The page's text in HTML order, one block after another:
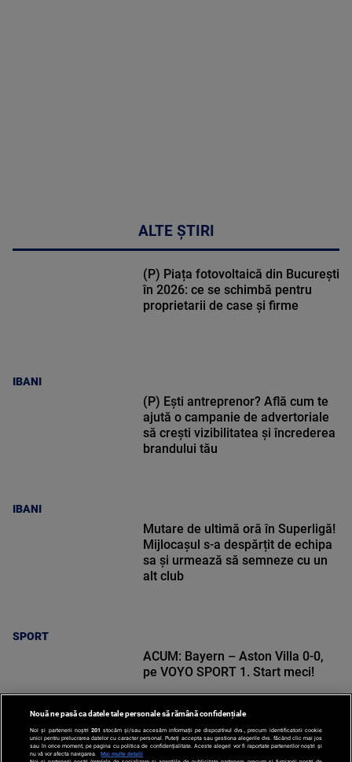
ALTE ȘTIRI
IBANI
(P) Piața fotovoltaică din București
în 2026: ce se schimbă pentru
proprietarii de case și firme
IBANI
(P) Ești antreprenor? Află cum te
ajută o campanie de advertoriale
să crești vizibilitatea și încrederea
brandului tău
SPORT
Mutare de ultimă oră în Superligă!
Mijlocașul s-a despărțit de echipa
sa și urmează să semneze cu un
alt club
ACUM: Bayern – Aston Villa 0-0,
pe VOYO SPORT 1. Start meci!
Nouă ne pasă ca datele tale personale să rămână confidențiale
Noi și partenerii noștri 201 stocăm și/sau accesăm informații pe dispozitivul dvs., precum identificatorii cookie
unici pentru prelucrarea datelor cu caracter personal. Puteți accepta sau gestiona alegerile dvs. făcând clic mai jos
sau în orice moment, pe pagina cu politica de confidențialitate. Aceste alegeri vor fi raportate partenerilor noștri și
nu vă vor afecta navigarea.
Mai multe detalii